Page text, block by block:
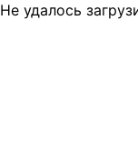
Не удалось